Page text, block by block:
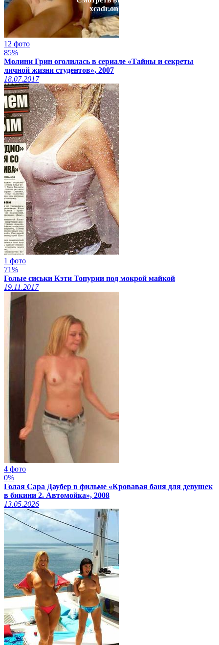
xcadr.online
12 фото
85%
Молини Грин оголилась в сериале «Тайны и секреты
личной жизни студентов», 2007
18.07.2017
1 фото
71%
Голые сиськи Кэти Топурии под мокрой майкой
19.11.2017
4 фото
0%
Голая Сара Даубер в фильме «Кровавая баня для девушек
в бикини 2. Автомойка», 2008
13.05.2026